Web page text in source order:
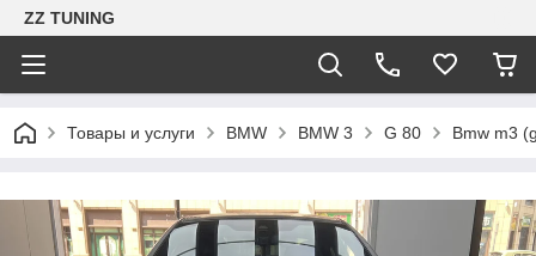
ZZ TUNING
Товары и услуги BMW BMW 3 G 80 Bmw m3